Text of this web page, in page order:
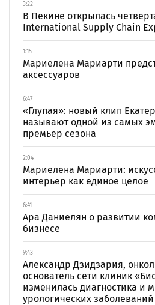
3:22
В Пекине открылась
International Supply Chain
1:15
Мариелена Мариарти
аксессуаров
6:47
«Глупая»: новый клип
называют одной из самых
премьер сезона
2:04
Мариелена Мариарти:
интерьер как единое целое
6:41
Ара Даниелян о развитии
бизнесе
9:43
Александр Дзидзария,
основатель сети клиник
изменилась диагностика и
урологических заболеваний